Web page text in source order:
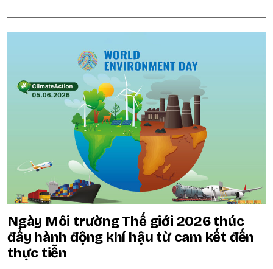
Ngày Môi trường Thế giới 2026 thúc
đẩy hành động khí hậu từ cam kết đến
thực tiễn